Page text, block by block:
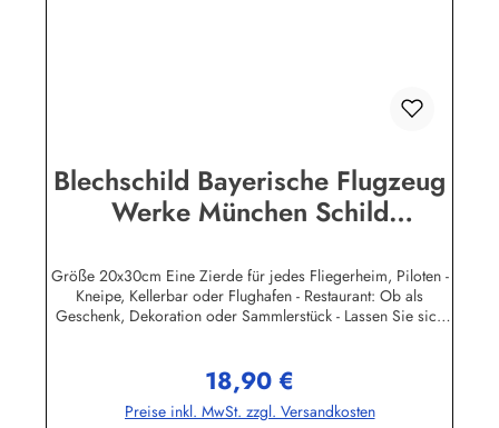
Blechschild Bayerische Flugzeug
Werke München Schild
Größe 20x30cm Eine Zierde für jedes Fliegerheim, Piloten -
Kneipe, Kellerbar oder Flughafen - Restaurant: Ob als
Geschenk, Dekoration oder Sammlerstück - Lassen Sie sich
Motiven. Schenken Sie sich und Ihren Freunden eine
dekorative Erinnerung an die gute alte Zeit! Unsere
Blechschilder sind in Super-Qualität aus hochwertigem Metall
Regulärer Preis:
18,90 €
Preise inkl. MwSt. zzgl. Versandkosten